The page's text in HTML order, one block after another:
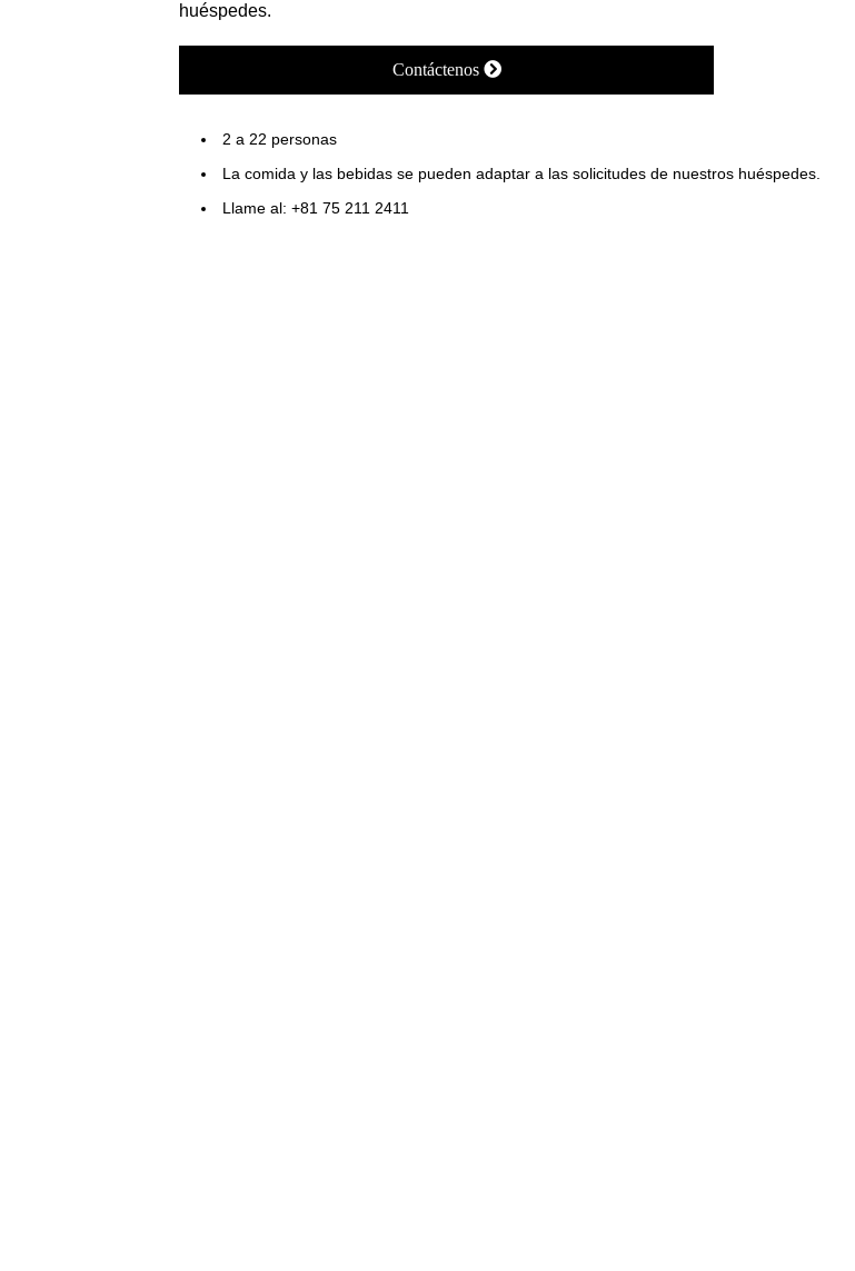
huéspedes.
Contáctenos
2 a 22 personas
La comida y las bebidas se pueden adaptar a las solicitudes de nuestros huéspedes.
Llame al: +81 75 211 2411